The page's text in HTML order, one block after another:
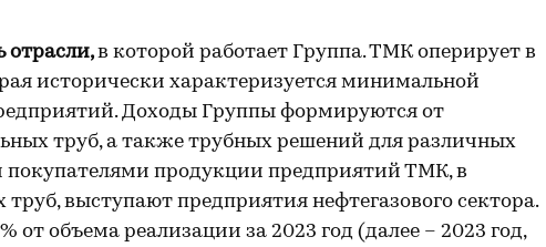
отрасли,в которой работает Группа. ТМК оперирует в
исторически характеризуется минимальной
Доходы Группы формируются от
труб, а также трубных решений для различных
продукции предприятий ТМК, в
выступают предприятия нефтегазового сектора.
от объема реализации за 2023 год (далее – 2023 год,